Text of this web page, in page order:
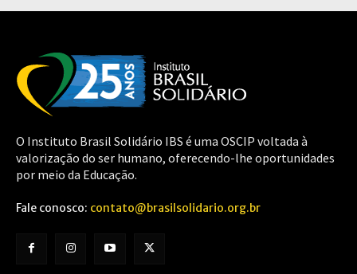
O Instituto Brasil Solidário IBS é uma OSCIP voltada à
valorização do ser humano, oferecendo-lhe oportunidades
por meio da Educação.
Fale conosco: contato@brasilsolidario.org.br